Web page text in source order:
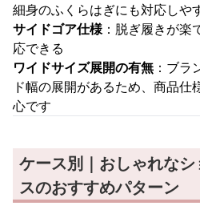
細身のふくらはぎにも対応しや
サイドゴア仕様：脱ぎ履きが楽
応できる
ワイドサイズ展開の有無 ：ブラ
ド幅の展開があるため、商品
心です
ケース別｜おしゃれな
スのおすすめパターン